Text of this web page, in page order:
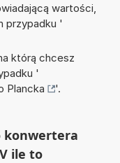
wartości,
przypadku '
którą chcesz
'
Plancka
'.
konwertera
ile to